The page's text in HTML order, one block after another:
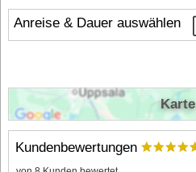
Anreise & Dauer auswählen
Kundenbewertungen
Karte